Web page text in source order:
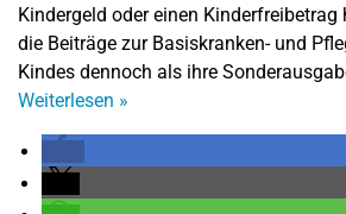
Kindergeld oder einen Kinderfreibetrag
die Beiträge zur Basiskranken- und
Kindes dennoch als ihre
Weiterlesen »